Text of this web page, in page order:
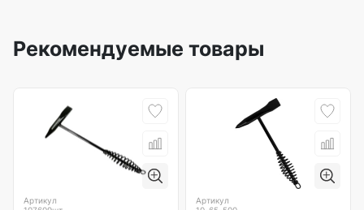
Рекомендуемые товары
Артикул
Артикул